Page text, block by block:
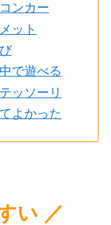
ンカー
ット
で遊べる
ッソーリ
よかった
い ／